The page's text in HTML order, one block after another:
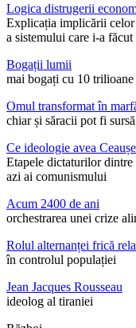
Logica distrugerii
Explicația implicării
a sistemului care i-a făcut
Bogații lumii
mai bogați cu 10
Omul transformat în
chiar și săracii pot fi
Ce ideologie avea
Etapele dictaturilor
azi ai comunismului
Acum 2400 de ani
orchestrarea unei crize
Rolul alternanței frică
în controlul populației
Jean Jacques Rousseau
ideolog al tiraniei